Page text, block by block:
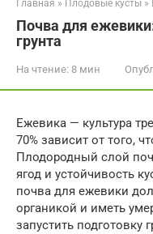
Главная » Плодовые кусты »
Почва для
грунта
На чтение: 8 мин
Ежевика — культура
70% зависит от того,
Плодородный слой
ягод и устойчивость
почва для ежевики
органикой и иметь
запустить подготовку